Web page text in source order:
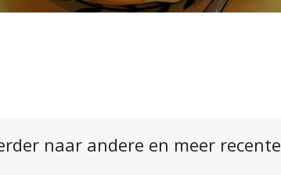
naar andere en meer recente